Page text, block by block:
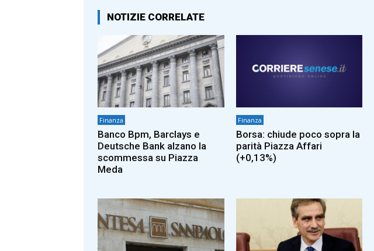
NOTIZIE CORRELATE
Finanza
Banco Bpm, Barclays e
Deutsche Bank alzano la
scommessa su Piazza
Meda
Finanza
Borsa: chiude poco sopra la
parità Piazza Affari
(+0,13%)